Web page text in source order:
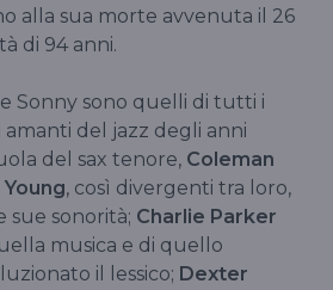
alla sua morte avvenuta il 26
di 94 anni.
Sonny sono quelli di tutti i
amanti del jazz degli anni
del sax tenore, Coleman
, così divergenti tra loro,
sue sonorità; Charlie Parker
musica e di quello
il lessico; Dexter